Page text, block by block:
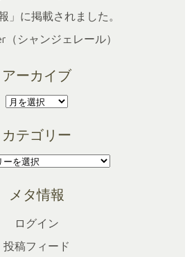
」に掲載されました。
（シャンジェレール）
アーカイブ
ア
カ
イ
ブ
カテゴリー
メタ情報
ログイン
投稿フィード